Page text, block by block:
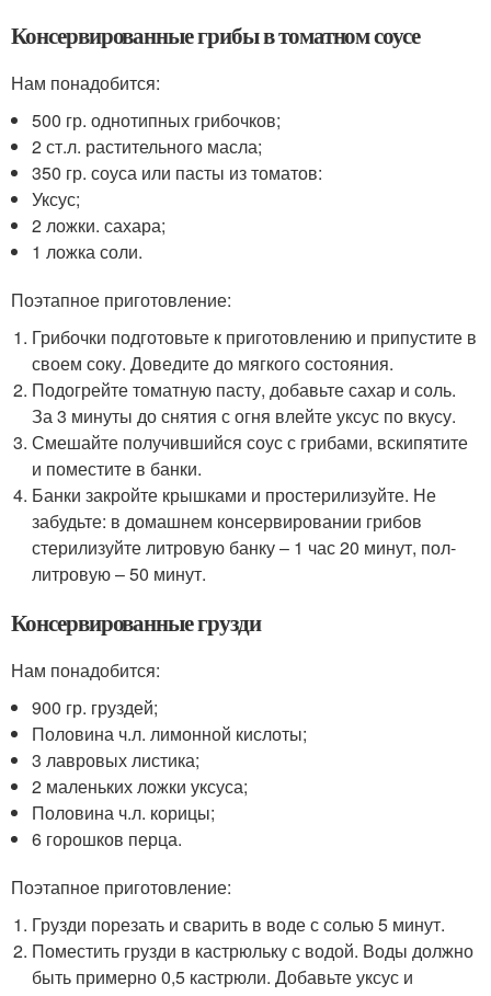
Консервированные грибы в томатном соусе
Нам понадобится:
500 гр. однотипных грибочков;
2 ст.л. растительного масла;
350 гр. соуса или пасты из томатов:
Уксус;
2 ложки. сахара;
1 ложка соли.
Поэтапное приготовление:
Грибочки подготовьте к приготовлению и припустите в
своем соку. Доведите до мягкого состояния.
Подогрейте томатную пасту, добавьте сахар и соль.
За 3 минуты до снятия с огня влейте уксус по вкусу.
Смешайте получившийся соус с грибами, вскипятите
и поместите в банки.
Банки закройте крышками и простерилизуйте. Не
забудьте: в домашнем консервировании грибов
стерилизуйте литровую банку – 1 час 20 минут, пол-
литровую – 50 минут.
Консервированные грузди
Нам понадобится:
900 гр. груздей;
Половина ч.л. лимонной кислоты;
3 лавровых листика;
2 маленьких ложки уксуса;
Половина ч.л. корицы;
6 горошков перца.
Поэтапное приготовление:
Грузди порезать и сварить в воде с солью 5 минут.
Поместить грузди в кастрюльку с водой. Воды должно
быть примерно 0,5 кастрюли. Добавьте уксус и